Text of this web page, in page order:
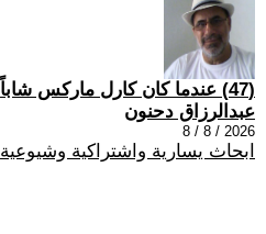
(47) عندما كان كارل ماركس شاباً
عبدالرزاق دحنون
2026 / 8 / 8
ابحاث يسارية واشتراكية وشيوعية